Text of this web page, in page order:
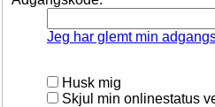
Jeg har glemt min
Husk mig
Skjul min onlinestatus